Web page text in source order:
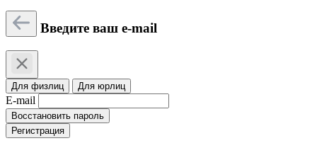
Введите ваш e-mail
Для физлиц Для юрлиц
E-mail
Восстановить пароль
Регистрация